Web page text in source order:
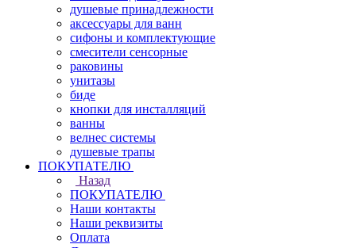
душевые принадлежности
аксессуары для ванн
сифоны и комплектующие
смесители сенсорные
раковины
унитазы
биде
кнопки для инсталляций
ванны
велнес системы
душевые трапы
ПОКУПАТЕЛЮ
Назад
ПОКУПАТЕЛЮ
Наши контакты
Наши реквизиты
Оплата